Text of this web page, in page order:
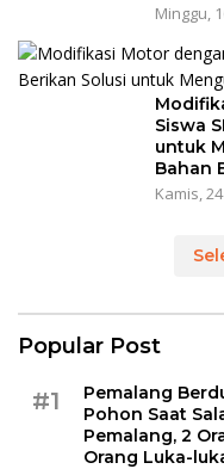
Minggu,
Siswa
untuk
Bahan
Kamis,
Popular Post
#1
Pemalang
Pohon Saat
Pemalang, 2
Orang Luka-